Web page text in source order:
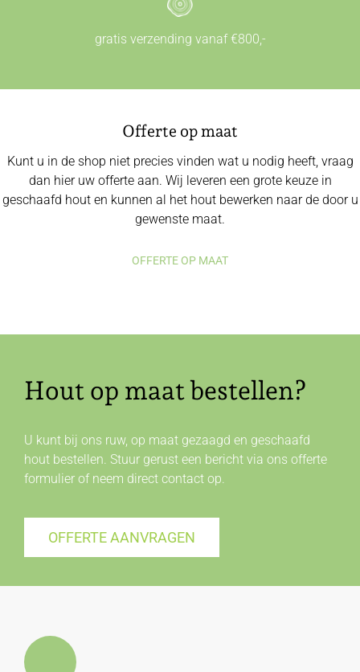
gratis verzending vanaf €800,-
Offerte op maat
Kunt u in de shop niet precies vinden wat u nodig heeft, vraag
dan hier uw offerte aan. Wij leveren een grote keuze in
geschaafd hout en kunnen al het hout bewerken naar de door u
gewenste maat.
OFFERTE OP MAAT
Hout op maat bestellen?
U kunt bij ons ruw, op maat gezaagd en geschaafd
hout bestellen. Stuur gerust een bericht via ons offerte
formulier of neem direct contactop.
OFFERTE AANVRAGEN